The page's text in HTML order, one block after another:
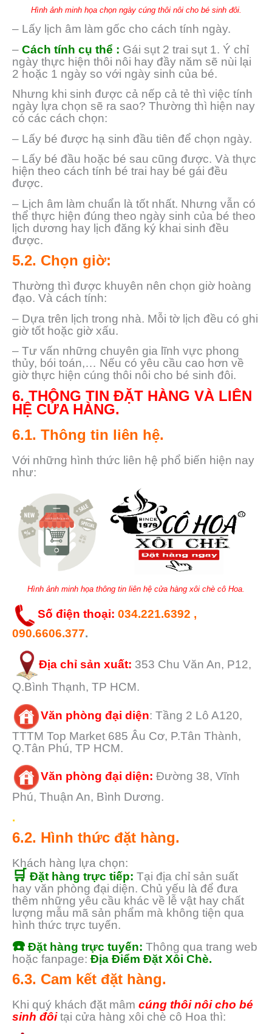
Hình ảnh minh họa chọn ngày cúng thôi nôi cho bé sinh đôi.
– Lấy lịch âm làm gốc cho cách tính ngày.
– Cách tính cụ thể : Gái sụt 2 trai sụt 1. Ý chỉ
ngày thực hiện thôi nôi hay đầy năm sẽ nùi lại
2 hoặc 1 ngày so với ngày sinh của bé.
Nhưng khi sinh được cả nếp cả tẻ thì việc tính
ngày lựa chọn sẽ ra sao? Thường thì hiện nay
có các cách chọn:
– Lấy bé được hạ sinh đầu tiên để chọn ngày.
– Lấy bé đầu hoặc bé sau cũng được. Và thực
hiện theo cách tính bé trai hay bé gái đều
được.
– Lịch âm làm chuẩn là tốt nhất. Nhưng vẫn có
thể thực hiện đúng theo ngày sinh của bé theo
lịch dương hay lịch đăng ký khai sinh đều
được.
5.2. Chọn giờ:
Thường thì được khuyên nên chọn giờ hoàng
đạo. Và cách tính:
– Dựa trên lịch trong nhà. Mỗi tờ lịch đều có ghi
giờ tốt hoặc giờ xấu.
– Tư vấn những chuyên gia lĩnh vực phong
thủy, bói toán,… Nếu có yêu cầu cao hơn về
giờ thực hiện cúng thôi nôi cho bé sinh đôi.
6. THÔNG TIN ĐẶT HÀNG VÀ LIÊN
HỆ CỬA HÀNG.
6.1. Thông tin liên hệ.
Với những hình thức liên hệ phổ biến hiện nay
như:
Hình ảnh minh họa thông tin liên hệ cửa hàng xôi chè cô Hoa.
Số điện thoại: 034.221.6392 ,
090.6606.377.
Địa chỉ sản xuất: 353 Chu Văn An, P12,
Q.Bình Thạnh, TP HCM.
Văn phòng đại diện: Tầng 2 Lô A120,
TTTM Top Market 685 Âu Cơ, P.Tân Thành,
Q.Tân Phú, TP HCM.
Văn phòng đại diện: Đường 38, Vĩnh
Phú, Thuận An, Bình Dương.
.
6.2. Hình thức đặt hàng.
Khách hàng lựa chọn:
🛒 Đặt hàng trực tiếp: Tại địa chỉ sản suất
hay văn phòng đại diện. Chủ yếu là để đưa
thêm những yêu cầu khác về lễ vật hay chất
lượng mẫu mã sản phẩm mà không tiện qua
hình thức trực tuyến.
☎️ Đặt hàng trực tuyến: Thông qua trang web
hoặc fanpage: Địa Điểm Đặt Xôi Chè.
6.3. Cam kết đặt hàng.
Khi quý khách đặt mâm cúng thôi nôi cho bé
sinh đôi tại cửa hàng xôi chè cô Hoa thì: